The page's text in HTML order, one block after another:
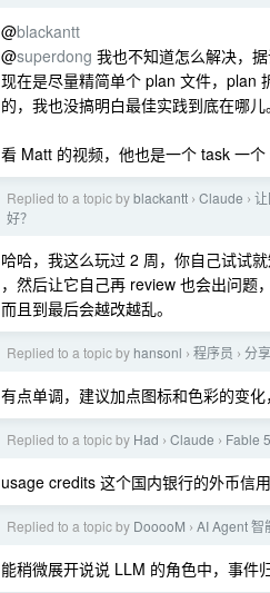
@blackantt
@superdong 我也不知道怎么解决，
现在是尽量精简单个 plan 文件，plan
的，我也没搞明白最佳实践到底在哪儿。
看 Matt 的视频，他也是一个 task 一个
Replied to a topic byblackantt › Claude ›
好？
哈哈，我这么玩过 2 周，你自己试试
，然后让它自己再 review 也会出问题
而且到最后会越改越乱。
Replied to a topic by hansonl › 程序员 › 分
有点单调，建议加点图标和色彩的变
Replied to a topic by Had › Claude › Fable
usage credits 这个国内银行的外币信
Replied to a topic by DooooM › AI Agent 智
能稍微展开说说 LLM 的角色中，事件